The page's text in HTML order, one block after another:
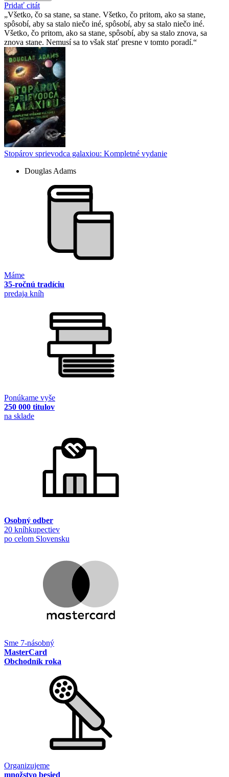
Pridať citát
Všetko, čo sa stane, sa stane. Všetko, čo pritom, ako sa stane,
spôsobí, aby sa stalo niečo iné, spôsobí, aby sa stalo niečo iné.
Všetko, čo pritom, ako sa stane, spôsobí, aby sa stalo znova, sa
znova stane. Nemusí sa to však stať presne v tomto poradí.
Stopárov sprievodca galaxiou: Kompletné vydanie
Douglas Adams
Máme
35-ročnú tradíciu
predaja kníh
Ponúkame vyše
250 000 titulov
na sklade
Osobný odber
20 kníhkupectiev
po celom Slovensku
Sme 7-násobný
MasterCard
Obchodník roka
Organizujeme
množstvo besied